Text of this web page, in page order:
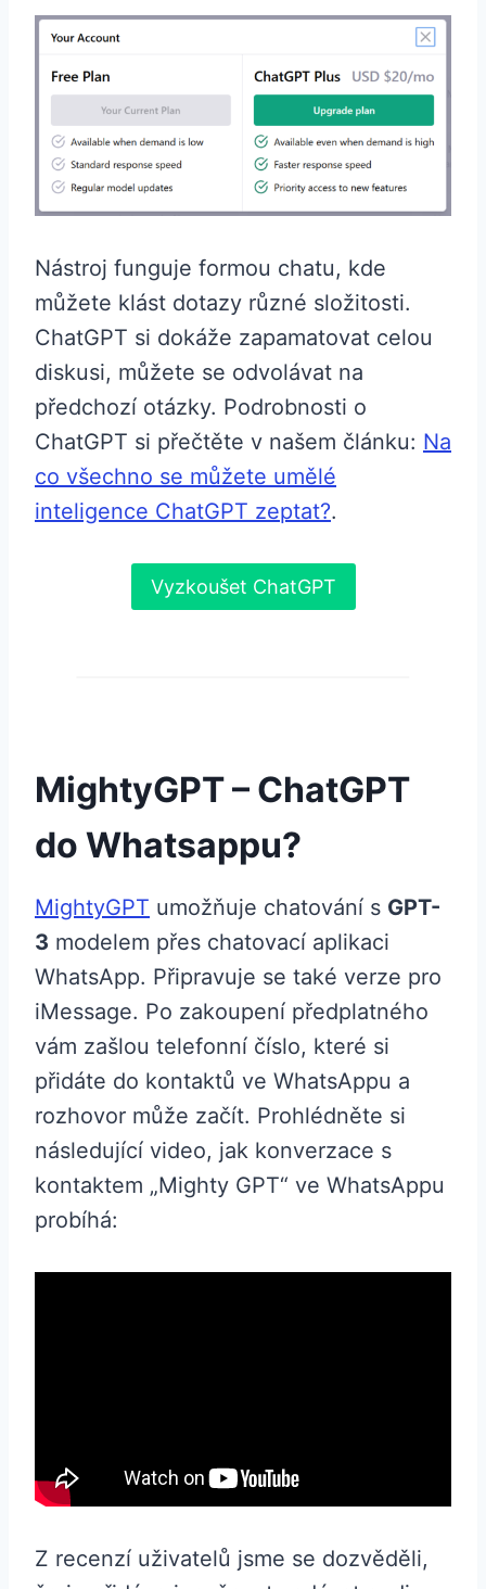
Nástroj funguje formou chatu, kde
můžete klást dotazy různé složitosti.
ChatGPT si dokáže zapamatovat celou
diskusi, můžete se odvolávat na
předchozí otázky. Podrobnosti o
ChatGPT si přečtěte v našem článku: Na
co všechno se můžete umělé
inteligence ChatGPT zeptat?.
Vyzkoušet ChatGPT
MightyGPT – ChatGPT
do Whatsappu?
MightyGPT umožňuje chatování s GPT-
3 modelem přes chatovací aplikaci
WhatsApp. Připravuje se také verze pro
iMessage. Po zakoupení předplatného
vám zašlou telefonní číslo, které si
přidáte do kontaktů ve WhatsAppu a
rozhovor může začít. Prohlédněte si
následující video, jak konverzace s
kontaktem „Mighty GPT“ ve WhatsAppu
probíhá:
Z recenzí uživatelů jsme se dozvěděli,